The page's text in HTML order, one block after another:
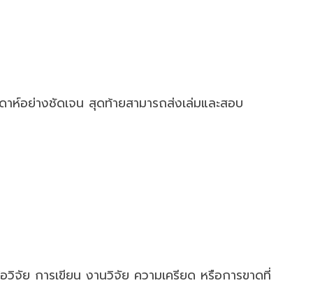
ห์อย่างชัดเจน สุดท้ายสามารถส่งเล่มและสอบ
วิจัย การเขียน งานวิจัย ความเครียด หรือการขาดที่